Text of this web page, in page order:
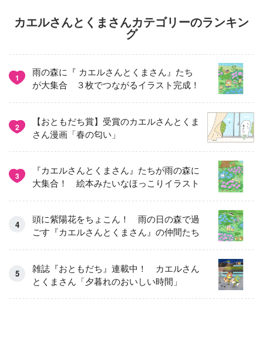
カエルさんとくまさんカテゴリーのランキン
グ
1
雨の森に『 カエルさんとくまさん』たち
が大集合 ３枚でつながるイラスト完成！
2
【おともだち賞】受賞のカエルさんとくま
さん漫画「春の匂い」
3
『カエルさんとくまさん』たちが雨の森に
大集合！ 絵本みたいなほっこりイラスト
頭に紫陽花をちょこん！ 雨の日の森で過
ごす『カエルさんとくまさん』の仲間たち
雑誌『おともだち』連載中！ カエルさん
とくまさん「夕暮れのおいしい時間」